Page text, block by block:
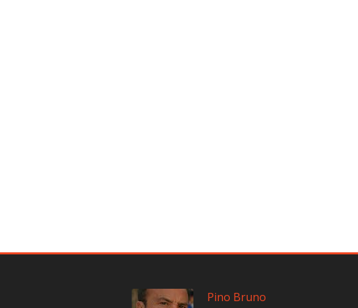
Pino Bruno